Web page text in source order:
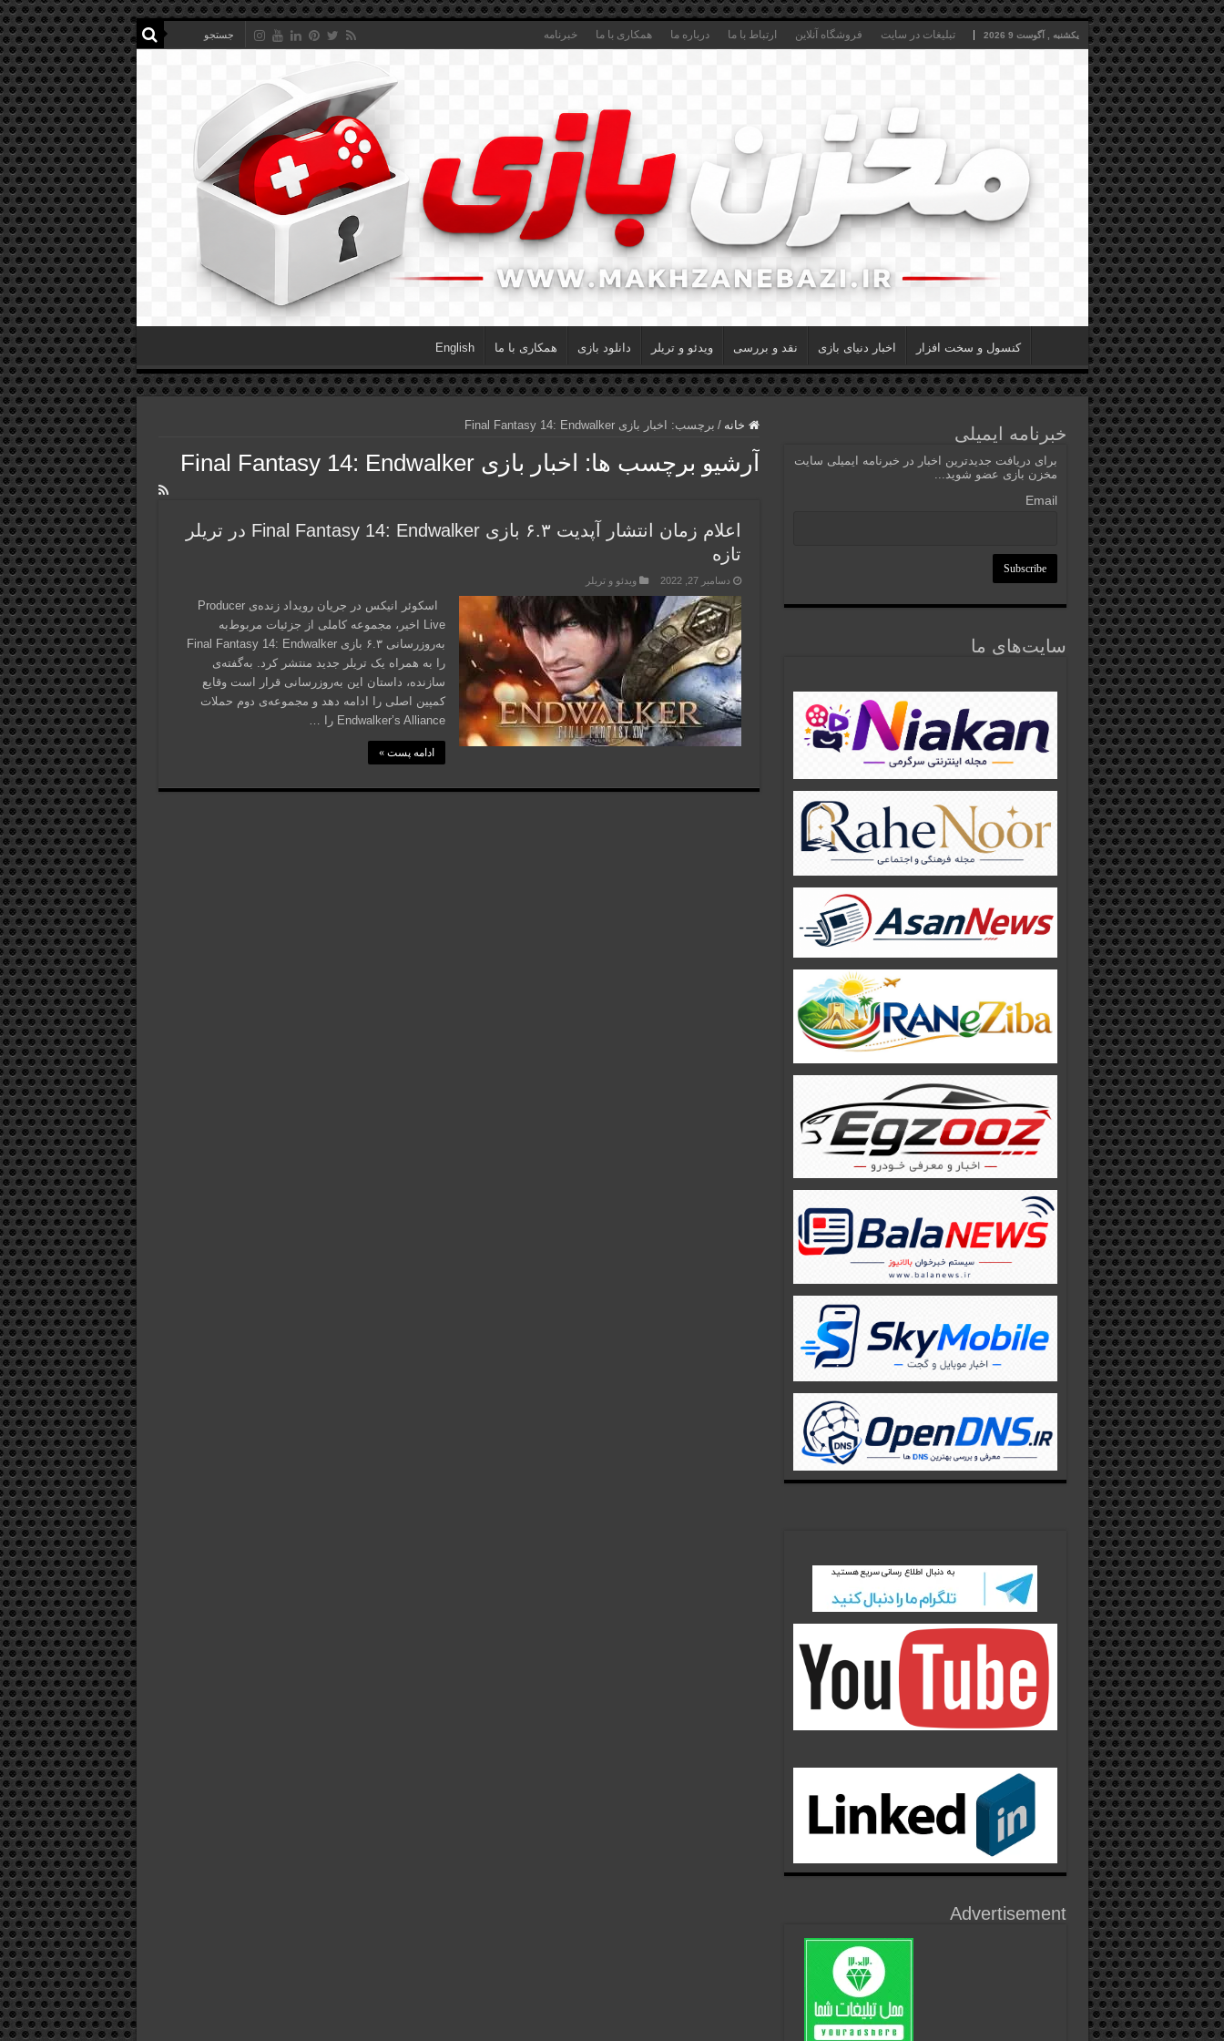
یکشنبه , آگوست 9 2026 تبلیغات در سایت فروشگاه آنلاین ارتباط با ما درباره ما همکاری با ما خبرنامه
کنسول و سخت افزار اخبار دنیای بازی نقد و بررسی ویدئو و تریلر دانلود بازی همکاری با ما English
خانه / برچسب: اخبار بازی Final Fantasy 14: Endwalker
آرشیو برچسب ها: اخبار بازی Final Fantasy 14: Endwalker
اعلام زمان انتشار آپدیت ۶.۳ بازی Final Fantasy 14: Endwalker در تریلر
تازه
دسامبر 27, 2022 ویدئو و تریلر
اسکوئر انیکس در جریان رویداد زنده‌ی Producer
Live اخیر، مجموعه کاملی از جزئیات مربوط‌به
به‌روزرسانی ۶.۳ بازی Final Fantasy 14: Endwalker
را به همراه یک تریلر جدید منتشر کرد. به‌گفته‌ی
سازنده، داستان این به‌روزرسانی قرار است وقایع
کمپین اصلی را ادامه دهد و مجموعه‌ی دوم حملات
Endwalker’s Alliance را …
ادامه پست »
خبرنامه ایمیلی
برای دریافت جدیدترین اخبار در خبرنامه ایمیلی سایت
مخزن بازی عضو شوید...
Email
سایت‌های ما
Advertisement